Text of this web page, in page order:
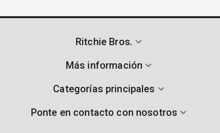
Ritchie Bros.
Más información
Categorías principales
Ponte en contacto con nosotros